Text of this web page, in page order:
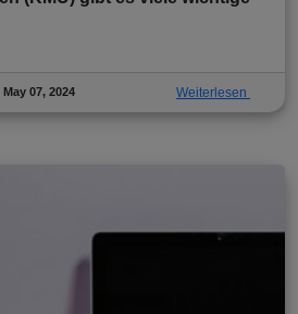
May 07, 2024 Weiterlesen